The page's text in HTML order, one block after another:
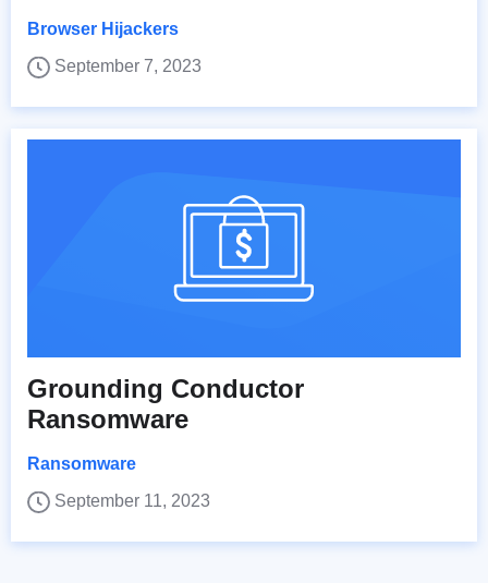
Browser Hijackers
September 7, 2023
Grounding Conductor
Ransomware
Ransomware
September 11, 2023